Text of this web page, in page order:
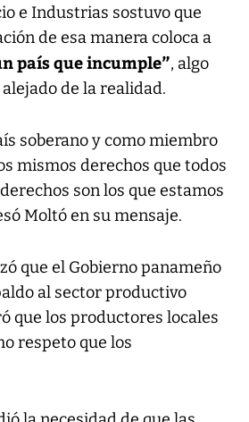
e Industrias sostuvo que
de esa manera coloca a
país que incumple”, algo
de la realidad.
soberano y como miembro
mismos derechos que todos
son los que estamos
Moltó en su mensaje.
que el Gobierno panameño
al sector productivo
que los productores locales
respeto que los